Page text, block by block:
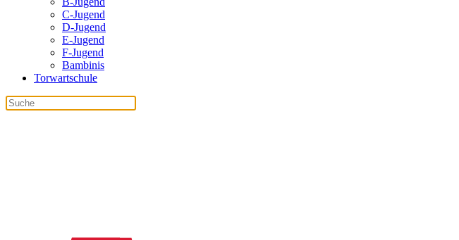
C-Jugend
D-Jugend
E-Jugend
F-Jugend
Bambinis
Torwartschule